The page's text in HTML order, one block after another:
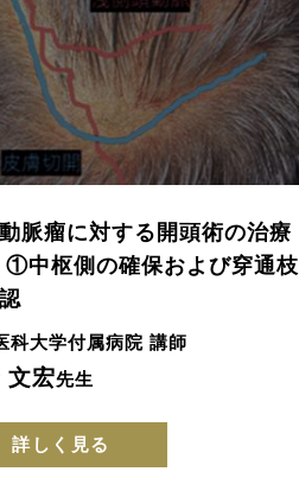
脈瘤に対する開頭術の治療
①中枢側の確保および穿通枝
科大学付属病院 講師
文宏先生
詳しく見る